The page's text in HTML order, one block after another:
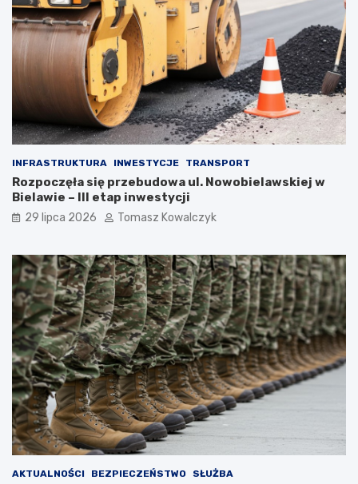
INFRASTRUKTURA INWESTYCJE TRANSPORT
Rozpoczęła się przebudowa ul. Nowobielawskiej w
Bielawie – III etap inwestycji
29 lipca 2026 Tomasz Kowalczyk
AKTUALNOŚCI BEZPIECZEŃSTWO SŁUŻBA